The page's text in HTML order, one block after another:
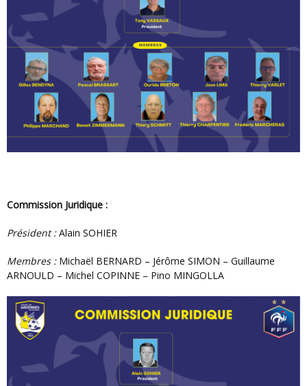
Commission Juridique :
Président :Alain SOHIER
Membres :Michaël BERNARD – Jérôme SIMON – Guillaume
ARNOULD – Michel COPINNE – Pino MINGOLLA